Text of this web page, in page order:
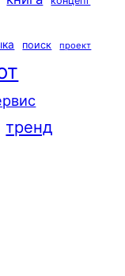
поиск проект
тренд